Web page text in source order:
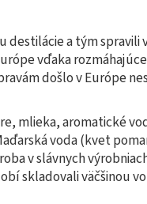
a tým
vďaka
došlo v Európe
mlieka, aromatické
voda (kvet
v slávnych
skladovali väčšinou